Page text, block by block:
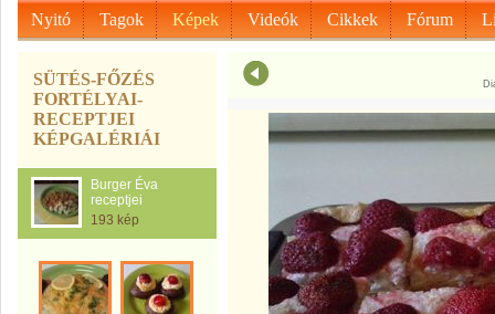
Nyitó Tagok Képek Videók Cikkek Fórum
SÜTÉS-FŐZÉS
FORTÉLYAI-
RECEPTJEI
KÉPGALÉRIÁI
Burger Éva
receptjei
193 kép